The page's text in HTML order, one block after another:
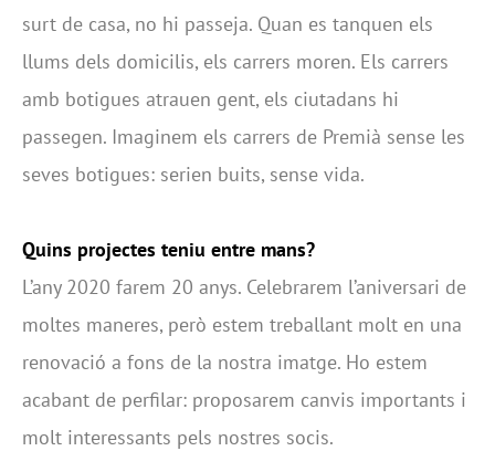
surt de casa, no hi passeja. Quan es tanquen els
llums dels domicilis, els carrers moren. Els carrers
amb botigues atrauen gent, els ciutadans hi
passegen. Imaginem els carrers de Premià sense les
seves botigues: serien buits, sense vida.
Quins projectes teniu entre mans?
L’any 2020 farem 20 anys. Celebrarem l’aniversari de
moltes maneres, però estem treballant molt en una
renovació a fons de la nostra imatge. Ho estem
acabant de perfilar: proposarem canvis importants i
molt interessants pels nostres socis.